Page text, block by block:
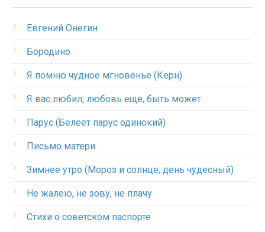
Евгений Онегин
Бородино
Я помню чудное мгновенье (Керн)
Я вас любил, любовь еще, быть может
Парус (Белеет парус одинокий)
Письмо матери
Зимнее утро (Мороз и солнце; день чудесный)
Не жалею, не зову, не плачу
Стихи о советском паспорте